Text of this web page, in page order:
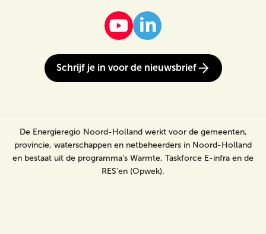
Schrijf je in voor de nieuwsbrief
De Energieregio Noord-Holland werkt voor de gemeenten,
provincie, waterschappen en netbeheerders in Noord-Holland
en bestaat uit de programma’s Warmte, Taskforce E-infra en de
RES'en (Opwek).